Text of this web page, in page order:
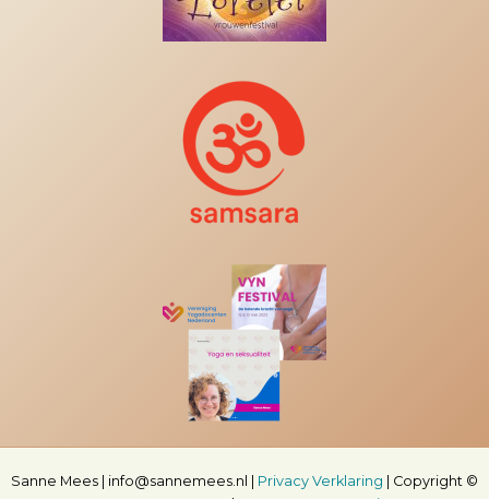
Sanne Mees | info@sannemees.nl | Privacy Verklaring
Copyright ©